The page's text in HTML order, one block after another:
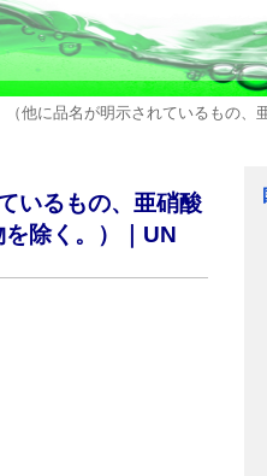
他に品名が明示されているもの、
いるもの、亜硝酸
除く。）｜UN